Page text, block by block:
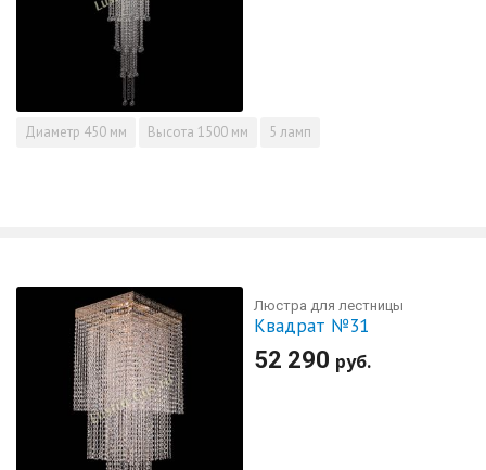
Диаметр 450 мм Высота 1500 мм 5 ламп
Люстра для лестницы
Квадрат №31
52 290 руб.